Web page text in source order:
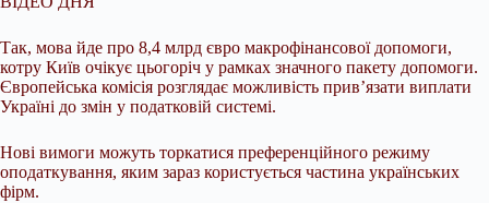
Так, мова йде про 8,4 млрд євро макрофінансової допомоги,
котру Київ очікує цьогоріч у рамках значного пакету допомоги.
Європейська комісія розглядає можливість прив’язати виплати
Україні до змін у податковій системі.
Нові вимоги можуть торкатися преференційного режиму
оподаткування, яким зараз користується частина українських
фірм.